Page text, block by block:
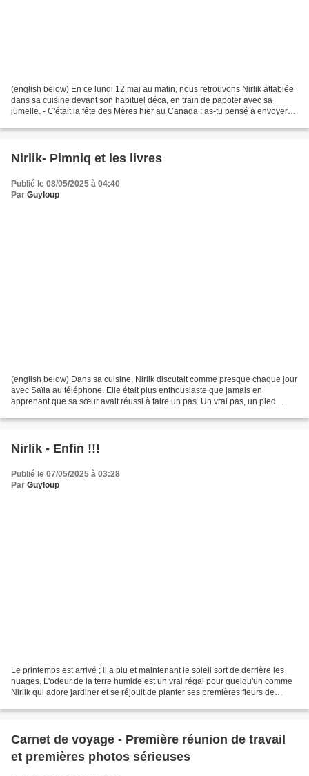
(english below) En ce lundi 12 mai au matin, nous retrouvons Nirlik attablée
dans sa cuisine devant son habituel déca, en train de papoter avec sa
jumelle. - C'était la fête des Mères hier au Canada ; as-tu pensé à envoyer
Nirlik- Pimniq et les livres
Publié le 08/05/2025 à 04:40
Par Guyloup
(english below) Dans sa cuisine, Nirlik discutait comme presque chaque jour
avec Saïla au téléphone. Elle était plus enthousiaste que jamais en
apprenant que sa sœur avait réussi à faire un pas. Un vrai pas, un pied
Nirlik - Enfin !!!
Publié le 07/05/2025 à 03:28
Par Guyloup
Le printemps est arrivé ; il a plu et maintenant le soleil sort de derrière les
nuages. L'odeur de la terre humide est un vrai régal pour quelqu'un comme
Nirlik qui adore jardiner et se réjouit de planter ses premières fleurs de
Carnet de voyage - Première réunion de travail
et premières photos sérieuses